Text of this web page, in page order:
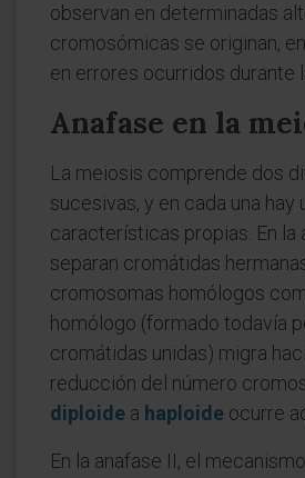
observan en determinadas
cromosómicas se originan,
en errores ocurridos durante
Anafase en la
La meiosis comprende dos
sucesivas, y en cada una hay
características propias. En la
separan cromátidas
cromosomas homólogos
homólogo (formado todavía
cromátidas unidas) migra
reducción del número
diploide a haploide ocurre
En la anafase II, el